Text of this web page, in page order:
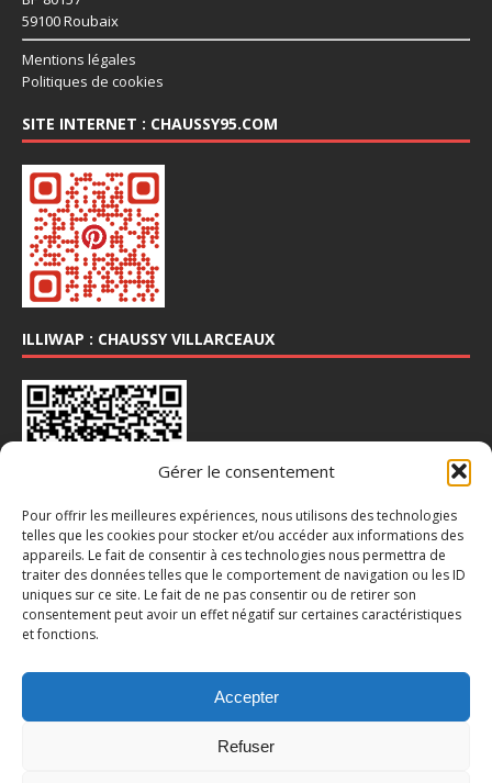
Gérer le consentement
Pour offrir les meilleures expériences, nous utilisons des technologies
telles que les cookies pour stocker et/ou accéder aux informations des
appareils. Le fait de consentir à ces technologies nous permettra de
traiter des données telles que le comportement de navigation ou les ID
uniques sur ce site. Le fait de ne pas consentir ou de retirer son
consentement peut avoir un effet négatif sur certaines caractéristiques
et fonctions.
Accepter
Refuser
59100 Roubaix
Mentions légales
Politiques de cookies
SITE INTERNET : CHAUSSY95.COM
ILLIWAP : CHAUSSY VILLARCEAUX
INSTA : @CHAUSSY_VILLARCEAUX